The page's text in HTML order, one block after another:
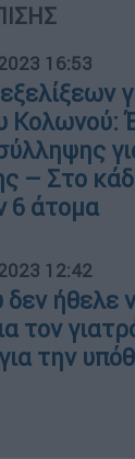
16:53
Κολωνού:
– Στο
6 άτομα
12:42
ήθελε
τον
την